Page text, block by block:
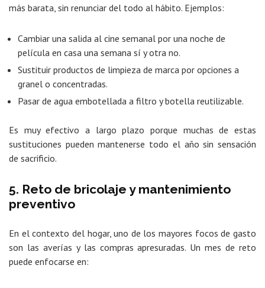
más barata, sin renunciar del todo al hábito. Ejemplos:
Cambiar una salida al cine semanal por una noche de
película en casa una semana sí y otra no.
Sustituir productos de limpieza de marca por opciones a
granel o concentradas.
Pasar de agua embotellada a filtro y botella reutilizable.
Es muy efectivo a largo plazo porque muchas de estas
sustituciones pueden mantenerse todo el año sin sensación
de sacrificio.
5. Reto de bricolaje y mantenimiento
preventivo
En el contexto del hogar, uno de los mayores focos de gasto
son las averías y las compras apresuradas. Un mes de reto
puede enfocarse en: